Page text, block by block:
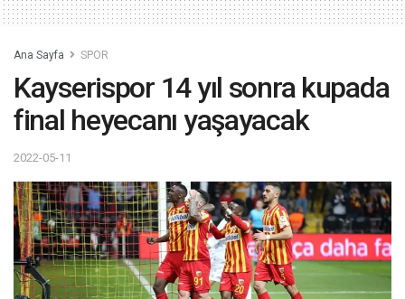
Ana Sayfa SPOR
Kayserispor 14 yıl sonra kupada
final heyecanı yaşayacak
2022-05-11